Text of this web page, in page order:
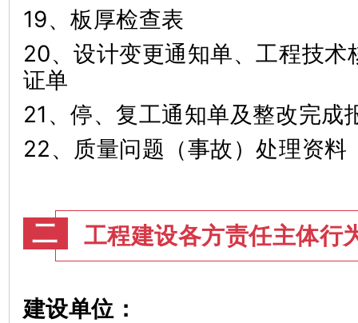
19、板厚检查表
20、设计变更通知单、工程技术
证单
21、停、复工通知单及整改完
22、质量问题（事故）处理资料
二 工程建设各方责任主体行
建设单位：